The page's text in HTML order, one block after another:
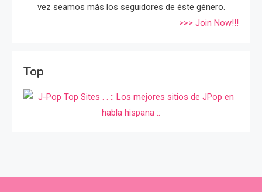
vez seamos más los seguidores de éste género.
>>> Join Now!!!
Top